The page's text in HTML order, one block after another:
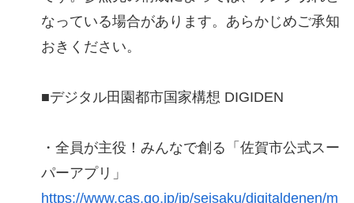
なっている場合があります。あらかじめご承知
おきください。
■デジタル田園都市国家構想 DIGIDEN
・全員が主役！みんなで創る「佐賀市公式スー
パーアプリ」
https://www.cas.go.jp/jp/seisaku/digitaldenen/m